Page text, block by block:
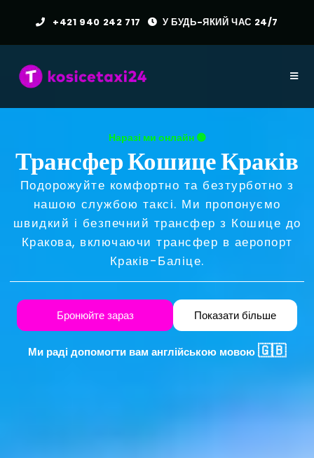
+421 940 242 717 У БУДЬ-ЯКИЙ ЧАС 24/7
Наразі ми онлайн 🟢
Трансфер Кошице Краків
Подорожуйте комфортно та безтурботно з
нашою службою таксі. Ми пропонуємо
швидкий і безпечний трансфер з Кошице до
Кракова, включаючи трансфер в аеропорт
Краків-Баліце.
Бронюйте зараз Показати більше
Ми раді допомогти вам англійською мовою🇬🇧